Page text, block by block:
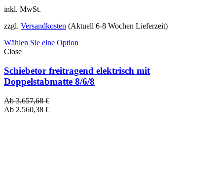
inkl. MwSt.
zzgl. Versandkosten (Aktuell 6-8 Wochen Lieferzeit)
Wählen Sie eine Option
Close
Schiebetor freitragend elektrisch mit
Doppelstabmatte 8/6/8
Ab3.657,68€
Ab 2.560,38 €